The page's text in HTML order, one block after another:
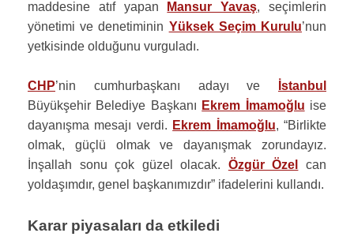
maddesine atıf yapan
Mansur Yavaş, seçimlerin
yönetimi ve denetiminin Yüksek Seçim Kurulu’nun
yetkisinde olduğunu vurguladı.
CHP’nin cumhurbaşkanı adayı ve
İstanbul
Büyükşehir Belediye Başkanı Ekrem İmamoğlu ise
dayanışma mesajı verdi. Ekrem İmamoğlu, “Birlikte
olmak, güçlü olmak ve dayanışmak zorundayız.
İnşallah sonu çok güzel olacak. Özgür Özel
can
yoldaşımdır, genel başkanımızdır” ifadelerini kullandı.
Karar piyasaları da etkiledi